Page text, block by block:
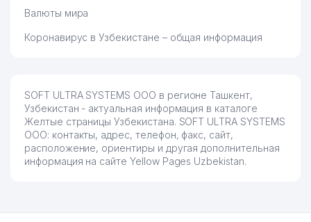
Валюты мира
Коронавирус в Узбекистане – общая информация
SOFT ULTRA SYSTEMS ООО в регионе Ташкент,
Узбекистан - актуальная информация в каталоге
Желтые страницы Узбекистана. SOFT ULTRA SYSTEMS
ООО: контакты, адрес, телефон, факс, сайт,
расположение, ориентиры и другая дополнительная
информация на сайте Yellow Pages Uzbekistan.